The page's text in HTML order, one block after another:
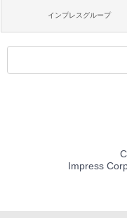
インプレスグループ
Impress